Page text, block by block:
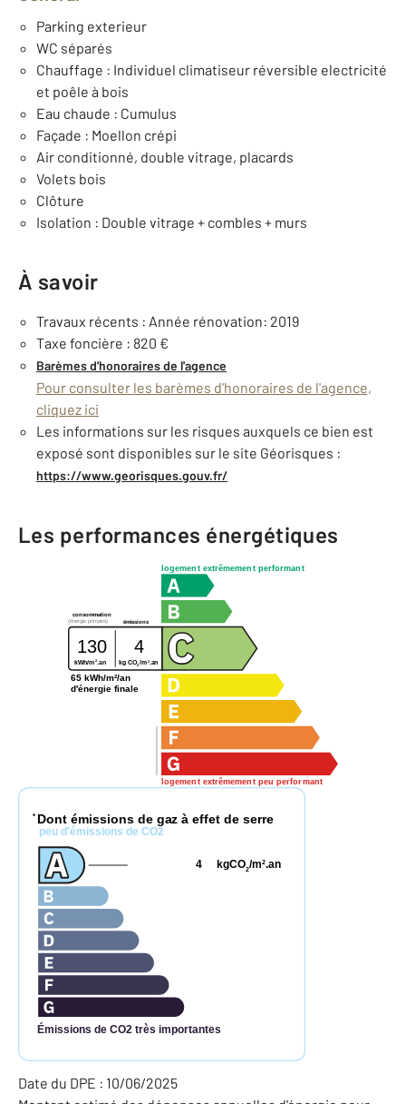
Parking exterieur
WC séparés
Chauffage : Individuel climatiseur réversible electricité
et poêle à bois
Eau chaude : Cumulus
Façade : Moellon crépi
Air conditionné, double vitrage, placards
Volets bois
Clôture
Isolation : Double vitrage + combles + murs
À savoir
Travaux récents : Année rénovation: 2019
Taxe foncière : 820 €
Barèmes d'honoraires de l'agence
Pour consulter les barèmes d'honoraires de l'agence,
cliquez ici
Les informations sur les risques auxquels ce bien est
exposé sont disponibles sur le site Géorisques :
https://www.georisques.gouv.fr/
Les performances énergétiques
logement extrêmement performant
logement extrêmement peu performant
consommation
émissions
(énergie primaire)
130 4
kWh/m 2 .an kg CO2/m2.an
65 kWh/m²/an
d'énergie finale
* Dont émissions de gaz à effet de serre
peu d'émissions de CO2
Émissions de CO2 très importantes
kgCO2/m2.an
4
Date du DPE : 10/06/2025